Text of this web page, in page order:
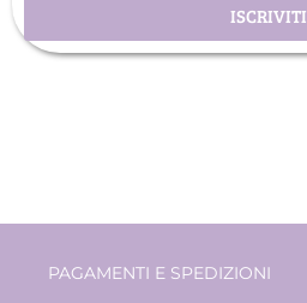
ISCRIVITI
PAGAMENTI E SPEDIZIONI